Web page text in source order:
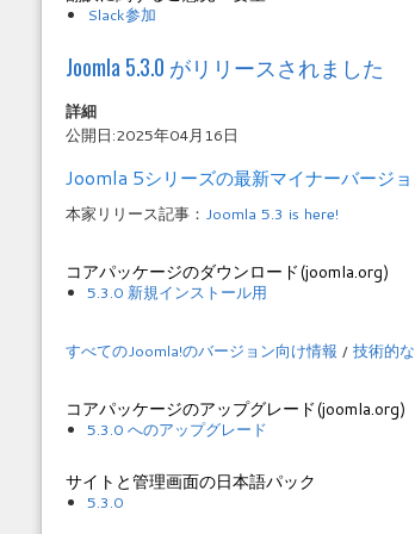
Slack参加
Joomla 5.3.0 がリリースされました
詳細
公開日:2025年04月16日
Joomla 5シリーズの最新マイナーバージ
本家リリース記事： Joomla 5.3 is here!
コアパッケージのダウンロード(joomla.org)
5.3.0 新規インストール用
すべてのJoomla!のバージョン向け情報 / 技術的
コアパッケージのアップグレード(joomla.org)
5.3.0 へのアップグレード
サイトと管理画面の日本語パック
5.3.0